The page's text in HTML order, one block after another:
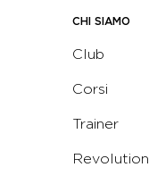
CHI SIAMO
Club
Corsi
Trainer
Revolution